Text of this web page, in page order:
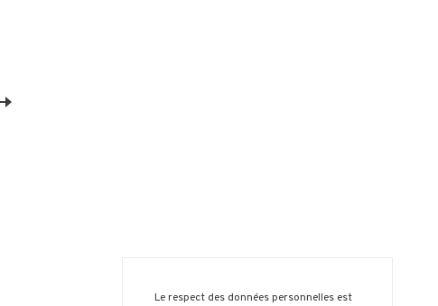
Le respect des données personnelles est